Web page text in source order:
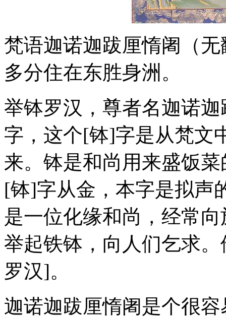
梵语迦诺迦跋厘惰阇（
多分住在东胜身洲。
举钵罗汉，尊者名迦诺
字，这个[钵]字是从梵文
来。钵是和尚用来盛饭
[钵]字从金，本字是拟声
是一位化缘和尚，经常
举起铁钵，向人们乞求
罗汉]。
迦诺迦跋厘惰阇是个很